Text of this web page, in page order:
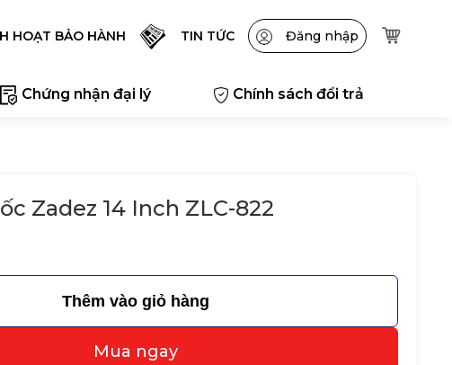
HOẠT BẢO HÀNH TIN TỨC Đăng nhập
Chứng nhận đại lý Chính sách đổi trả
Zadez 14 Inch ZLC-822
Thêm vào giỏ hàng
Mua ngay